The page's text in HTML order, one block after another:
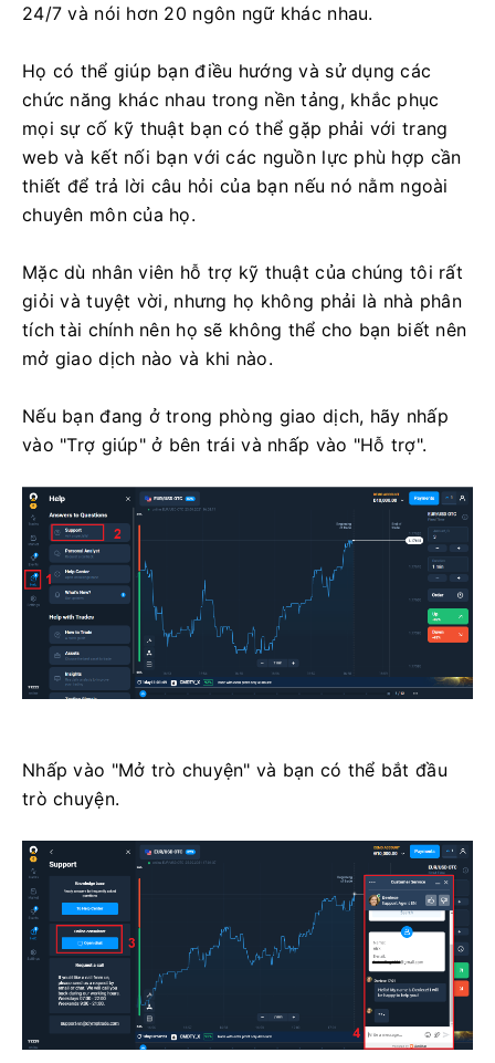
24/7 và nói hơn 20 ngôn ngữ khác nhau.
Họ có thể giúp bạn điều hướng và sử dụng các
chức năng khác nhau trong nền tảng, khắc phục
mọi sự cố kỹ thuật bạn có thể gặp phải với trang
web và kết nối bạn với các nguồn lực phù hợp cần
thiết để trả lời câu hỏi của bạn nếu nó nằm ngoài
chuyên môn của họ.
Mặc dù nhân viên hỗ trợ kỹ thuật của chúng tôi rất
giỏi và tuyệt vời, nhưng họ không phải là nhà phân
tích tài chính nên họ sẽ không thể cho bạn biết nên
mở giao dịch nào và khi nào.
Nếu bạn đang ở trong phòng giao dịch, hãy nhấp
vào "Trợ giúp" ở bên trái và nhấp vào "Hỗ trợ".
Nhấp vào "Mở trò chuyện" và bạn có thể bắt đầu
trò chuyện.